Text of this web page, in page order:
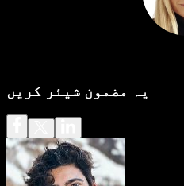
یہ مضمون شیئر کریں